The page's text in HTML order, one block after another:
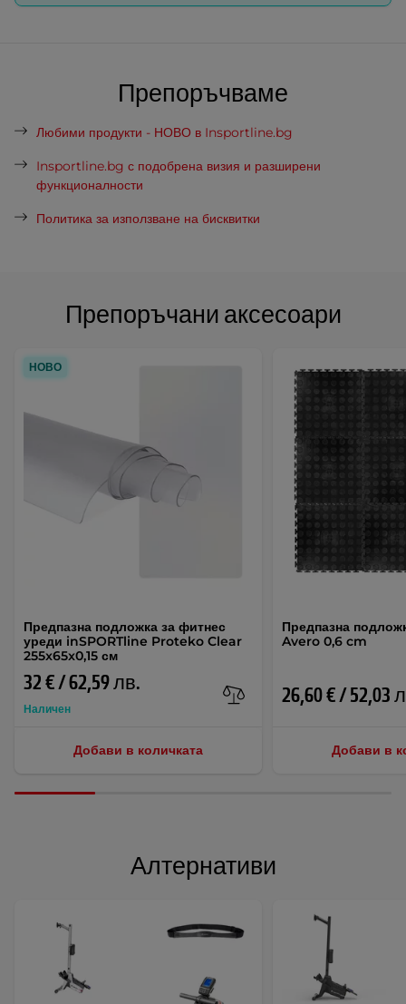
Препоръчани аксесоари
Предпазна подложка за фитнес
уреди inSPORTline Proteko Clear
255x65x0,15 см
32 € / 62,59 лв.
Наличен
НОВО
Добави в количката
Предпазна
Avero 0,6 cm
26,60 € / 52,03
Добави в
Препоръчваме
Любими продукти - НОВО в Insportline.bg
Insportline.bg с подобрена визия и разширени
функционалности
Политика за използване на бисквитки
Алтернативи